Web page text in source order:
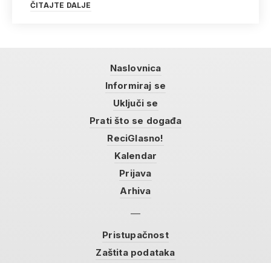
ČITAJTE DALJE
Naslovnica
Informiraj se
Uključi se
Prati što se događa
ReciGlasno!
Kalendar
Prijava
Arhiva
Pristupačnost
Zaštita podataka